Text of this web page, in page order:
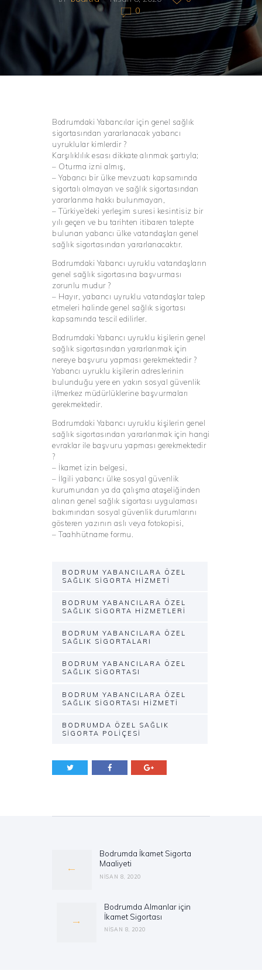
0
Bodrumdaki Yabancılar için genel sağlık
sigortasından yararlanacak yabancı
uyruklular kimlerdir ?
Karşılıklılık esası dikkate alınmak şartıyla;
– Oturma izni almış,
– Yabancı bir ülke mevzuatı kapsamında
sigortalı olmayan ve sağlık sigortasından
yararlanma hakkı bulunmayan,
– Türkiye’deki yerleşim suresi kesintisiz bir
yılı geçen ve bu tarihten itibaren talepte
bulunan yabancı ülke vatandaşları genel
sağlık sigortasından yararlanacaktır.
Bodrumdaki Yabancı uyruklu vatandaşların
genel sağlık sigortasına başvurması
zorunlu mudur ?
– Hayır, yabancı uyruklu vatandaşlar talep
etmeleri halinde genel sağlık sigortası
kapsamında tescil edilirler.
Bodrumdaki Yabancı uyruklu kişilerin genel
sağlık sigortasından yararlanmak için
nereye başvuru yapması gerekmektedir ?
Yabancı uyruklu kişilerin adreslerinin
bulunduğu yere en yakın sosyal güvenlik
il/merkez müdürlüklerine başvurmaları
gerekmektedir.
Bodrumdaki Yabancı uyruklu kişilerin genel
sağlık sigortasından yararlanmak için hangi
evraklar ile başvuru yapması gerekmektedir
?
– İkamet izin belgesi,
– İlgili yabancı ülke sosyal güvenlik
kurumundan ya da çalışma ataşeliğinden
alınan genel sağlık sigortası uygulaması
bakımından sosyal güvenlik durumlarını
gösteren yazının aslı veya fotokopisi,
– Taahhütname formu.
BODRUM YABANCILARA ÖZEL
SAĞLIK SIGORTA HIZMETI
BODRUM YABANCILARA ÖZEL
SAĞLIK SIGORTA HIZMETLERI
BODRUM YABANCILARA ÖZEL
SAĞLIK SIGORTALARI
BODRUM YABANCILARA ÖZEL
SAĞLIK SIGORTASI
BODRUM YABANCILARA ÖZEL
SAĞLIK SIGORTASI HIZMETI
BODRUMDA ÖZEL SAĞLIK
SIGORTA POLIÇESI
Previous
post:
Bodrumda İkamet Sigorta
Maaliyeti
NISAN 8, 2020
Next
post:
Bodrumda Almanlar için
İkamet Sigortası
NISAN 8, 2020